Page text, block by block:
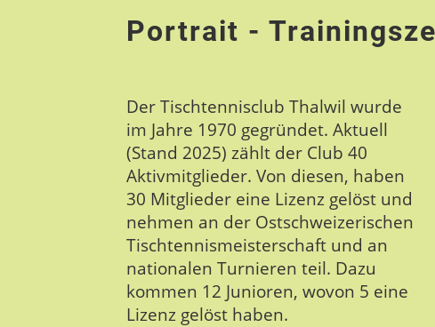
Portrait -
Der Tischtennisclub Thalwil wurde
im Jahre 1970 gegründet. Aktuell
(Stand 2025) zählt der Club 40
Aktivmitglieder. Von diesen, haben
30 Mitglieder eine Lizenz gelöst und
nehmen an der Ostschweizerischen
Tischtennismeisterschaft und an
nationalen Turnieren teil. Dazu
kommen 12 Junioren, wovon 5 eine
Lizenz gelöst haben.